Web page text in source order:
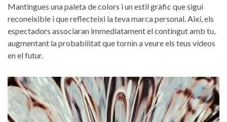
Mantingues una paleta de colors i un estil gràfic que sigui
reconeixible⁤ i que ‌reflecteixi la teva marca personal. Així,⁣ els
espectadors associaran immediatament el‍ contingut amb tu,
augmentant la probabilitat​ que‍ tornin‌ a veure els teus vídeos
en el futur.